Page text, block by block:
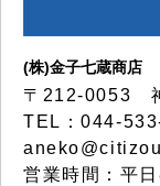
(株)金子七蔵商店
〒212-0053
TEL：044-
営業時間：平